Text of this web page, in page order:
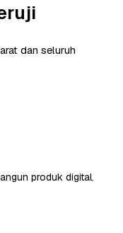
dan seluruh
produk digital.